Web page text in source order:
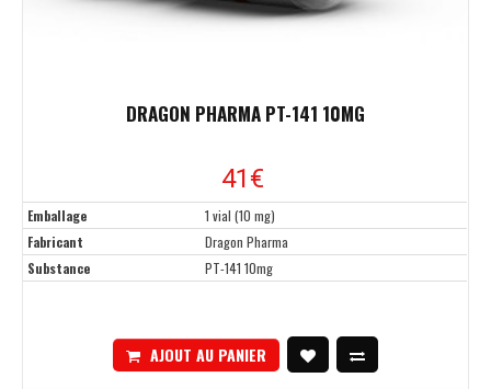
DRAGON PHARMA PT-141 10MG
41€
Emballage
1 vial (10 mg)
Fabricant
Dragon Pharma
Substance
PT-141 10mg
AJOUT AU PANIER